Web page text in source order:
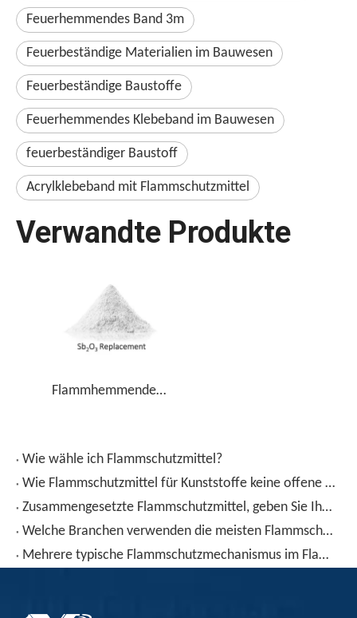
Feuerhemmendes Band 3m
Feuerbeständige Materialien im Bauwesen
Feuerbeständige Baustoffe
Feuerhemmendes Klebeband im Bauwesen
feuerbeständiger Baustoff
Acrylklebeband mit Flammschutzmittel
Verwandte Produkte
Flammhemmendes PVC-T-Antimon-Verbundpulver
Wie wähle ich Flammschutzmittel?
Wie Flammschutzmittel für Kunststoffe keine offene Flamme fürchten?
Zusammengesetzte Flammschutzmittel, geben Sie Ihnen neue Ideen für Flammschutzmittel!
Welche Branchen verwenden die meisten Flammschutzmittel?
Mehrere typische Flammschutzmechanismus im Flammhemmungsmittel